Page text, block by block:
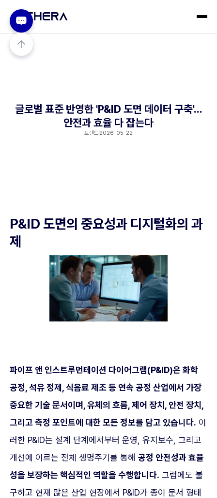
글로벌 표준 반영한 'P&ID 도면 데이터 구축'...
안전과 효율 다 잡는다
트렌드 2026-05-22
P&ID 도면의 중요성과 디지털화의 과
제
파이프 앤 인스트루먼테이션 다이어그램(P&ID)은 화학
공정, 석유 정제, 식음료 제조 등 연속 공정 산업에서 가장
중요한 기술 문서이며, 유체의 흐름, 제어 장치, 안전 장치,
그리고 측정 포인트에 대한 모든 정보를 담고 있습니다. 이
러한 P&ID는 설계 단계에서부터 운영, 유지보수, 그리고
개선에 이르는 전체 생명주기를 통해 공정 안전성과 효율
성을 보장하는 핵심적인 역할을 수행합니다. 그럼에도 불
구하고 현재 많은 산업 현장에서 P&ID가 종이 문서 형태